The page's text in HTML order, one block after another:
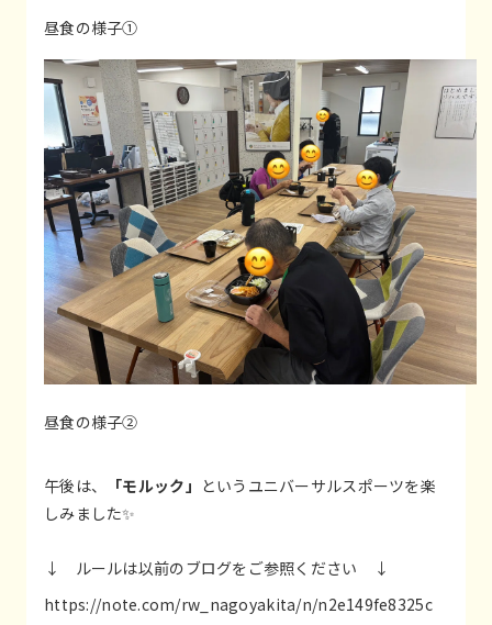
昼食の様子①
昼食の様子②
午後は、 「モルック」 というユニバーサルスポーツを楽
しみました✨
↓ ルールは以前のブログをご参照ください ↓
https://note.com/rw_nagoyakita/n/n2e149fe8325c